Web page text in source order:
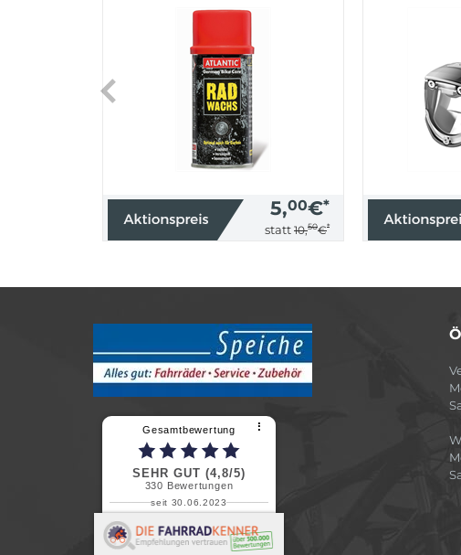
5,00€*
statt 10,50€*
Gesamtbewertung ⠇
SEHR GUT (4,8/5)
330 Bewertungen
seit 30.06.2023
Renate H.
Vielen Dank für ein herzliches